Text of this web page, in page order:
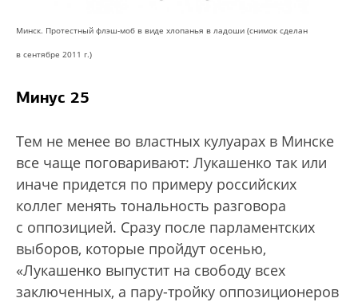
Минск. Протестный флэш-моб в виде хлопанья в ладоши (снимок сделан
в сентябре 2011 г.)
Минус 25
Тем не менее во властных кулуарах в Минске
все чаще поговаривают: Лукашенко так или
иначе придется по примеру российских
коллег менять тональность разговора
с оппозицией. Сразу после парламентских
выборов, которые пройдут осенью,
«Лукашенко выпустит на свободу всех
заключенных, а пару-тройку оппозиционеров